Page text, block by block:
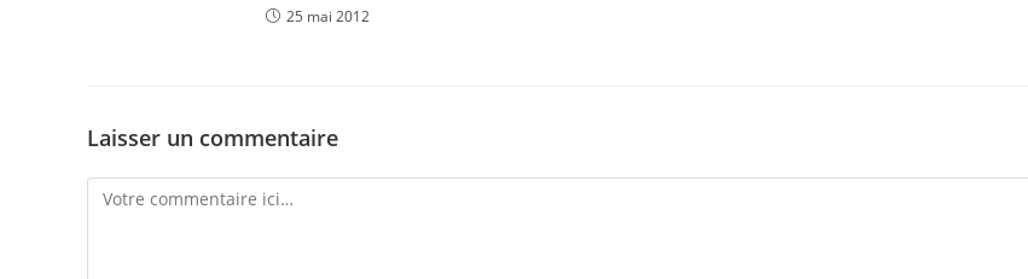
25 mai 2012
Laisser un commentaire